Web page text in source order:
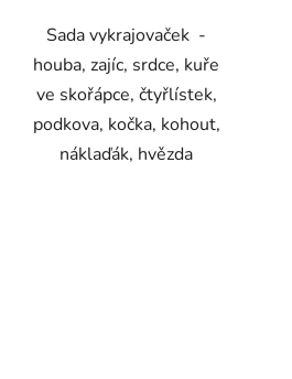
Sada vykrajovaček -
houba, zajíc, srdce, kuře
ve skořápce, čtyřlístek,
podkova, kočka, kohout,
náklaďák, hvězda